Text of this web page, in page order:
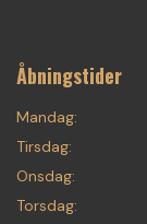
Åbningstider
Mandag:
Tirsdag:
Onsdag:
Torsdag: